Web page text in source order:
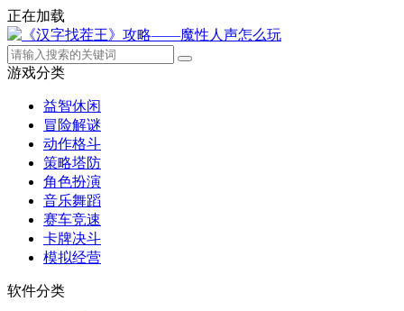
正在加载
游戏分类
益智休闲
冒险解谜
动作格斗
策略塔防
角色扮演
音乐舞蹈
赛车竞速
卡牌决斗
模拟经营
软件分类